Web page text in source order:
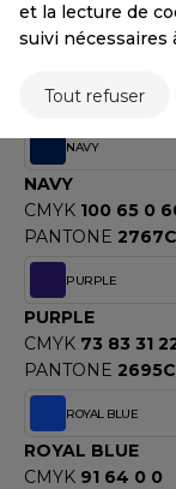
TEXTILE
LIGHT GRAPHITE
LIGHT GRAPHITE
PANTONE 446C
NAVY
NAVY
CMYK 100 65 0
PANTONE 2767C
PURPLE
PURPLE
CMYK 73 83 31
PANTONE 2695C
ROYAL BLUE
ROYAL BLUE
CMYK 91 64 0 0
et la lecture de
suivi
Tout refuser